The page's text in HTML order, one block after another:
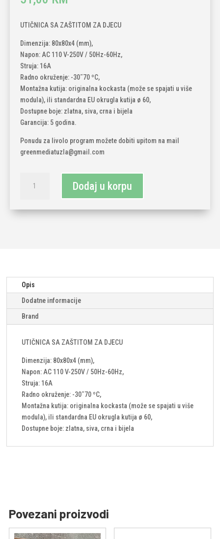
UTIČNICA SA ZAŠTITOM ZA DJECU
Dimenzija: 80x80x4 (mm),
Napon: AC 110 V-250V / 50Hz-60Hz,
Struja: 16A
Radno okruženje: -30˜70 ºC,
Montažna kutija: originalna kockasta (može se spajati u više
modula), ili standardna EU okrugla kutija ø 60,
Dostupne boje: zlatna, siva, crna i bijela
Garancija: 5 godina.
Ponudu za livolo program možete dobiti upitom na mail
greenmediatuzla@gmail.com
utičnica
utičnica
Dodaj u korpu
Opis
Dodatne informacije
Brand
UTIČNICA SA ZAŠTITOM ZA DJECU
Dimenzija: 80x80x4 (mm),
Napon: AC 110 V-250V / 50Hz-60Hz,
Struja: 16A
Radno okruženje: -30˜70 ºC,
Montažna kutija: originalna kockasta (može se spajati u više
modula), ili standardna EU okrugla kutija ø 60,
Dostupne boje: zlatna, siva, crna i bijela
Povezani proizvodi